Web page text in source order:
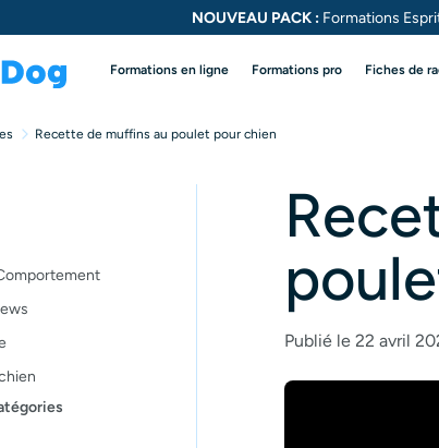
NOUVEAU PACK : Formations
Formations en ligne Formations pro Fiches de
Recette de muffins au poulet pour chien
Publié le 22 avril